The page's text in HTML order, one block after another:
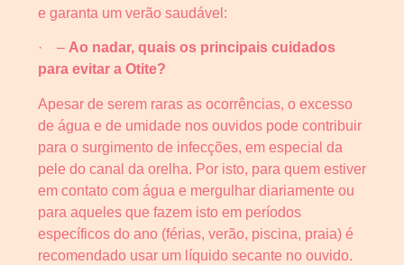
e garanta um verão saudável:
· – Ao nadar, quais os principais cuidados
para evitar a Otite?
Apesar de serem raras as ocorrências, o excesso
de água e de umidade nos ouvidos pode contribuir
para o surgimento de infecções, em especial da
pele do canal da orelha. Por isto, para quem estiver
em contato com água e mergulhar diariamente ou
para aqueles que fazem isto em períodos
específicos do ano (férias, verão, piscina, praia) é
recomendado usar um líquido secante no ouvido.